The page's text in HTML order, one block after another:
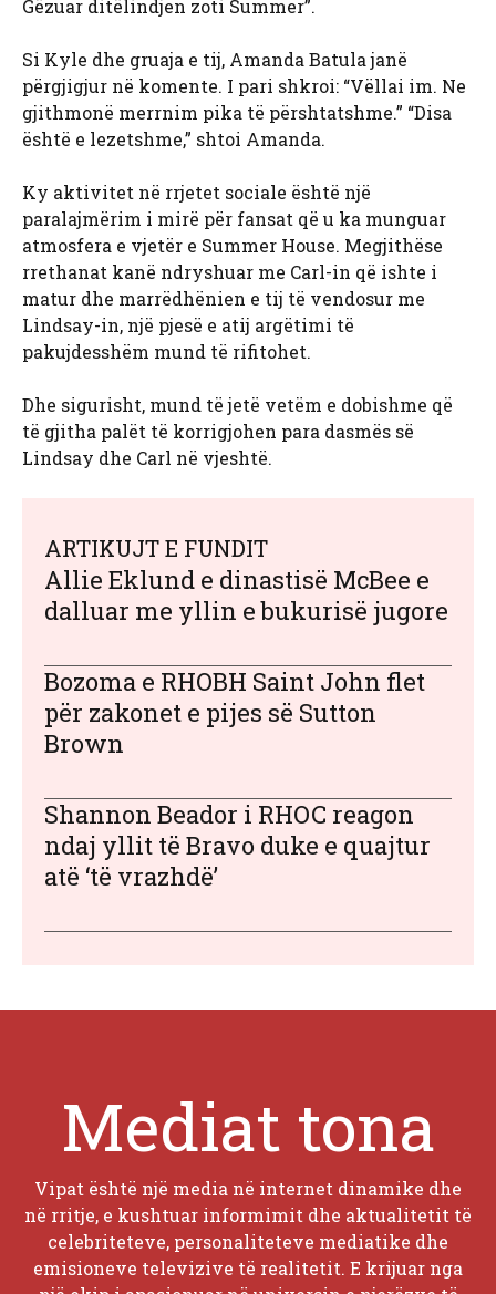
Gëzuar ditëlindjen zoti Summer”.
Si Kyle dhe gruaja e tij, Amanda Batula janë
përgjigjur në komente. I pari shkroi: “Vëllai im. Ne
gjithmonë merrnim pika të përshtatshme.” “Disa
është e lezetshme,” shtoi Amanda.
Ky aktivitet në rrjetet sociale është një
paralajmërim i mirë për fansat që u ka munguar
atmosfera e vjetër e Summer House. Megjithëse
rrethanat kanë ndryshuar me Carl-in që ishte i
matur dhe marrëdhënien e tij të vendosur me
Lindsay-in, një pjesë e atij argëtimi të
pakujdesshëm mund të rifitohet.
Dhe sigurisht, mund të jetë vetëm e dobishme që
të gjitha palët të korrigjohen para dasmës së
Lindsay dhe Carl në vjeshtë.
ARTIKUJT E FUNDIT
Allie Eklund e dinastisë McBee e
dalluar me yllin e bukurisë jugore
Bozoma e RHOBH Saint John flet
për zakonet e pijes së Sutton
Brown
Shannon Beador i RHOC reagon
ndaj yllit të Bravo duke e quajtur
atë ‘të vrazhdë’
Mediat tona
Vipat është një media në internet dinamike dhe
në rritje, e kushtuar informimit dhe aktualitetit të
celebriteteve, personaliteteve mediatike dhe
emisioneve televizive të realitetit. E krijuar nga